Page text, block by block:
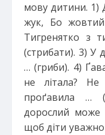
мову дитини.
жук, Бо
Тигренятко з
(стрибати). 3) У
… (гриби). 4)
не літала?
проґавила …
дорослий може
щоб діти